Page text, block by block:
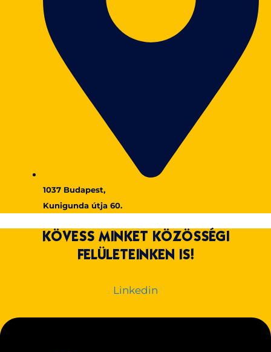
1037 Budapest,
Kunigunda útja 60.
KÖVESS MINKET KÖZÖSSÉGI
FELÜLETEINKEN IS!
Linkedin